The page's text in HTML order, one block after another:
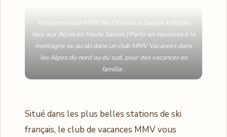
Résidence club MMV les Cimes aux Saisies 4 étoiles
face aux Alpes en Haute Savoie | Partir en vacances à la
montagne ou au ski dans un club MMV Vacances dans
les Alpes du nord ou du sud, pour des vacances en
famille .
Situé dans les plus belles stations de ski
français, le club de vacances MMV vous